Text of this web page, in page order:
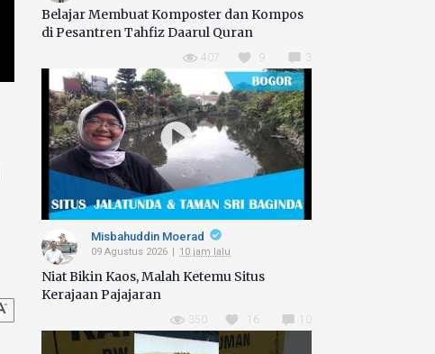
Belajar Membuat Komposter dan Kompos
di Pesantren Tahfiz Daarul Quran
407 9 3
Misbahuddin Moerad
09 Agustus 2026 10 jam lalu
Niat Bikin Kaos, Malah Ketemu Situs
Kerajaan Pajajaran
350 16 10